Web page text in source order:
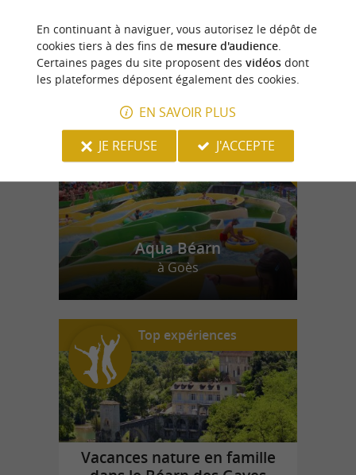
n
o
t
r
e
c
o
u
p
d
e
c
o
e
u
r
Aqua Béarn
à Goès
Top expériences
Vacances nature en famille
En continuant à naviguer, vous autorisez le dépôt de
cookies tiers à des fins de mesure d'audience.
Certaines pages du site proposent des vidéosdont
les plateformes déposent également des cookies.
EN SAVOIR PLUS
JE REFUSE
J'ACCEPTE